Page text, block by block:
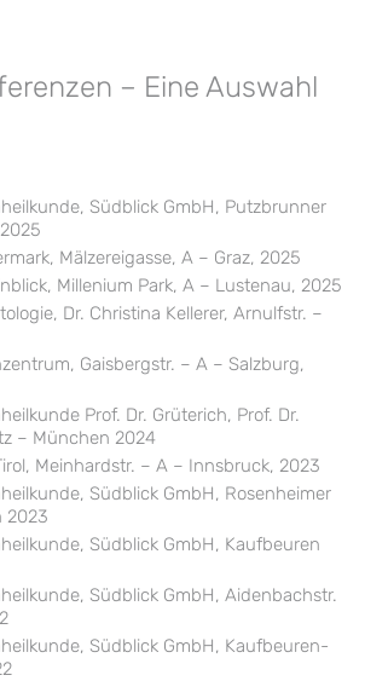
– Eine Auswahl
Südblick GmbH, Putzbrunner
Mälzereigasse, A – Graz, 2025
Millenium Park, A – Lustenau, 2025
Dr. Christina Kellerer, Arnulfstr. –
Gaisbergstr. – A – Salzburg,
Prof. Dr. Grüterich, Prof. Dr.
– München 2024
Meinhardstr. – A – Innsbruck, 2023
Südblick GmbH, Rosenheimer
2023
Südblick GmbH, Kaufbeuren
Südblick GmbH, Aidenbachstr.
Südblick GmbH, Kaufbeuren-